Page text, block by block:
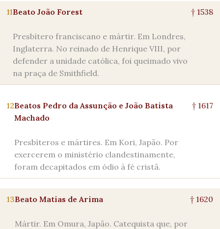
11Beato João Forest
Presbítero franciscano e mártir. Em Londres,
Inglaterra. No reinado de Henrique VIII, por
defender a unidade católica, foi queimado vivo
na praça de Smithfield.
† 1538
12Beatos Pedro da Assunção e João Batista
Machado
Presbíteros e mártires. Em Kori, Japão. Por
exercerem o ministério clandestinamente,
foram decapitados em ódio à fé cristã.
† 1617
13Beato Matias de Arima
Mártir. Em Omura, Japão. Catequista que, por
† 1620